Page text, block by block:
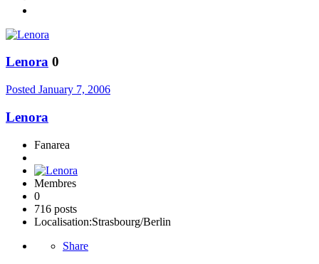
Lenora 0
Posted January 7, 2006
Lenora
Fanarea
Membres
0
716 posts
Localisation:Strasbourg/Berlin
Share